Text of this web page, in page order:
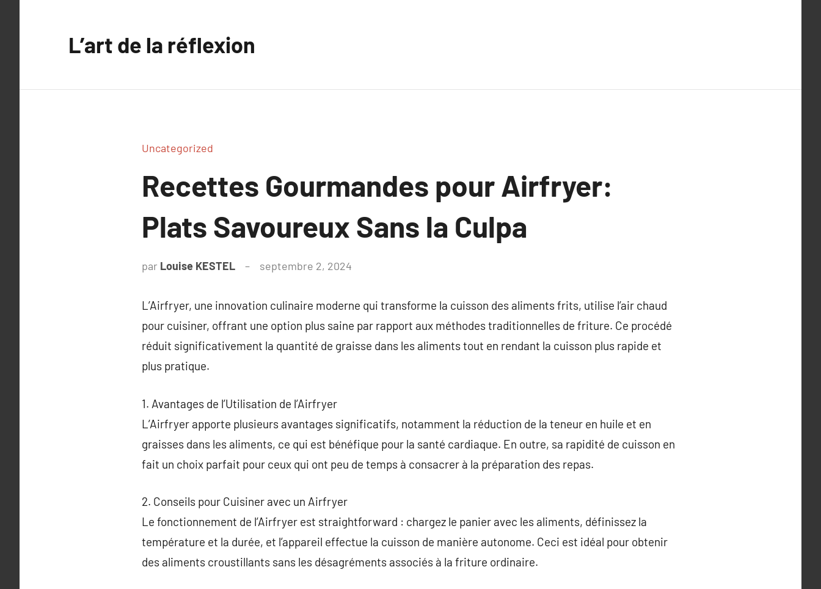
L’art de la réflexion
Uncategorized
Recettes Gourmandes pour Airfryer:
Plats Savoureux Sans la Culpa
par Louise KESTEL septembre 2, 2024
L’Airfryer, une innovation culinaire moderne qui transforme la cuisson des aliments frits, utilise l’air chaud
pour cuisiner, offrant une option plus saine par rapport aux méthodes traditionnelles de friture. Ce procédé
réduit significativement la quantité de graisse dans les aliments tout en rendant la cuisson plus rapide et
plus pratique.
1. Avantages de l’Utilisation de l’Airfryer
L’Airfryer apporte plusieurs avantages significatifs, notamment la réduction de la teneur en huile et en
graisses dans les aliments, ce qui est bénéfique pour la santé cardiaque. En outre, sa rapidité de cuisson en
fait un choix parfait pour ceux qui ont peu de temps à consacrer à la préparation des repas.
2. Conseils pour Cuisiner avec un Airfryer
Le fonctionnement de l’Airfryer est straightforward : chargez le panier avec les aliments, définissez la
température et la durée, et l’appareil effectue la cuisson de manière autonome. Ceci est idéal pour obtenir
des aliments croustillants sans les désagréments associés à la friture ordinaire.